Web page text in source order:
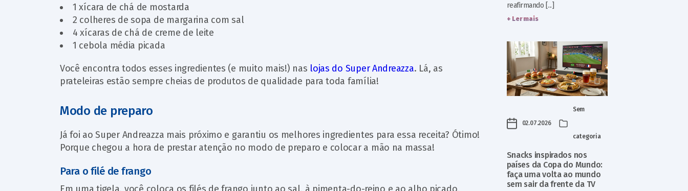
1 xícara de chá de mostarda
2 colheres de sopa de margarina com sal
4 xícaras de chá de creme de leite
1 cebola média picada
Você encontra todos esses ingredientes (e muito mais!) nas lojas do Super Andreazza. Lá, as
prateleiras estão sempre cheias de produtos de qualidade para toda família!
Modo de preparo
Já foi ao Super Andreazza mais próximo e garantiu os melhores ingredientes para essa receita? Ótimo!
Porque chegou a hora de prestar atenção no modo de preparo e colocar a mão na massa!
Para o filé de frango
reafirmando [...]
+ Ler mais
02.07.2026
Sem
categoria
Snacks inspirados nos
países da Copa do Mundo:
faça uma volta ao mundo
sem sair da frente da TV